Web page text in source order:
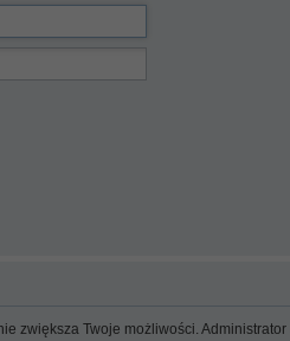
zwiększa Twoje możliwości.